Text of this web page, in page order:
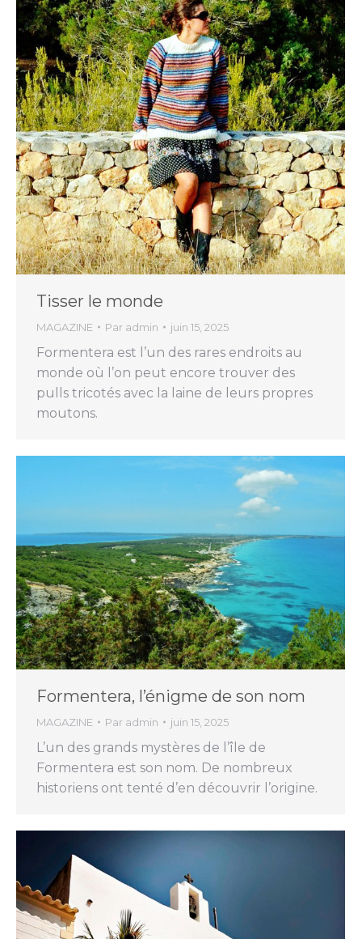
Tisser le monde
MAGAZINE Par admin juin 15, 2025
Formentera est l’un des rares endroits au
monde où l’on peut encore trouver des
pulls tricotés avec la laine de leurs propres
moutons.
Formentera, l’énigme de son nom
MAGAZINE Par admin juin 15, 2025
L’un des grands mystères de l’île de
Formentera est son nom. De nombreux
historiens ont tenté d’en découvrir l’origine.